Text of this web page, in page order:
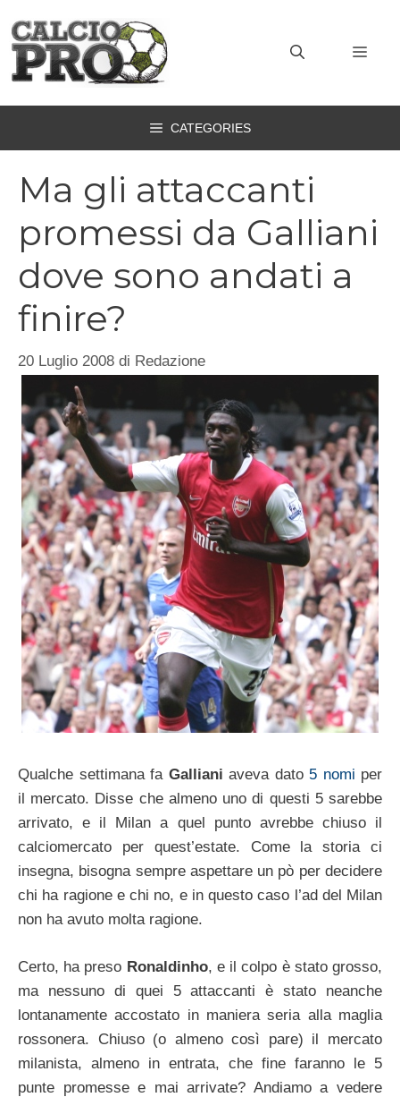
contenuto
CATEGORIES
Ma gli attaccanti
promessi da Galliani
dove sono andati a
finire?
20 Luglio 2008 di Redazione
Qualche settimana fa Galliani aveva dato 5 nomi per
il mercato. Disse che almeno uno di questi 5 sarebbe
arrivato, e il Milan a quel punto avrebbe chiuso il
calciomercato per quest’estate. Come la storia ci
insegna, bisogna sempre aspettare un pò per decidere
chi ha ragione e chi no, e in questo caso l’ad del Milan
non ha avuto molta ragione.
Certo, ha preso Ronaldinho, e il colpo è stato grosso,
ma nessuno di quei 5 attaccanti è stato neanche
lontanamente accostato in maniera seria alla maglia
rossonera. Chiuso (o almeno così pare) il mercato
milanista, almeno in entrata, che fine faranno le 5
punte promesse e mai arrivate? Andiamo a vedere